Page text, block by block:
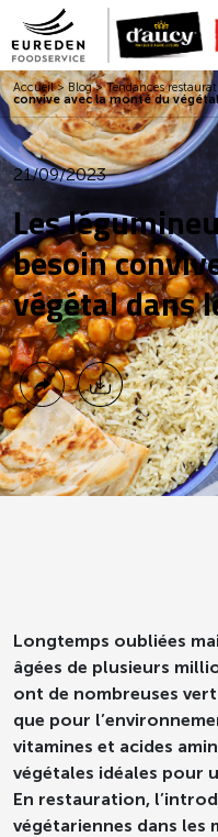
Accueil>Blog>Tendances
convive avec la monté du
21/09/2023
Les
besoin
végétal dans
Longtemps oubliées
âgées de plusieurs
ont de nombreuses
que pour
vitamines et acides
végétales idéales pour
En restauration,
végétariennes dans les